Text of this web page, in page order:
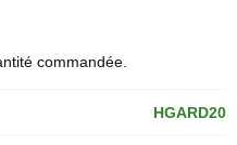
commandée.
HGARD20